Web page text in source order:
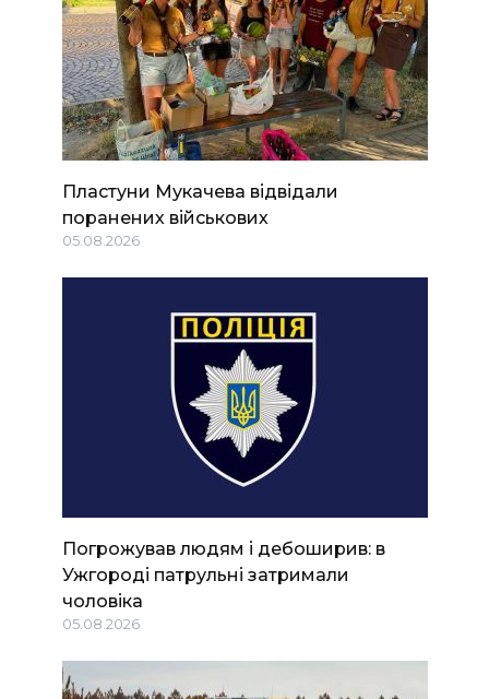
Пластуни Мукачева відвідали
поранених військових
05.08.2026
Погрожував людям і дебоширив: в
Ужгороді патрульні затримали
чоловіка
05.08.2026